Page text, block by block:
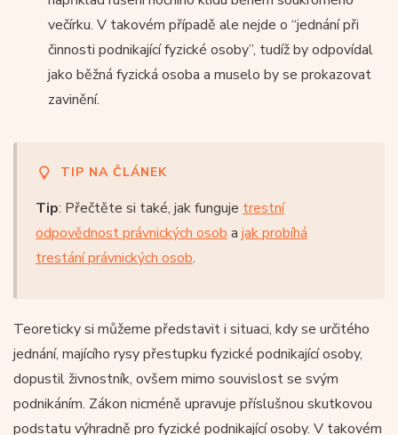
večírku. V takovém případě ale nejde o “jednání při
činnosti podnikající fyzické osoby”, tudíž by odpovídal
jako běžná fyzická osoba a muselo by se prokazovat
zavinění.
TIP NA ČLÁNEK
Tip: Přečtěte si také, jak funguje trestní
odpovědnost právnických osob a jak probíhá
trestání právnických osob.
Teoreticky si můžeme představit i situaci, kdy se určitého
jednání, majícího rysy přestupku fyzické podnikající osoby,
dopustil živnostník, ovšem mimo souvislost se svým
podnikáním. Zákon nicméně upravuje příslušnou skutkovou
podstatu výhradně pro fyzické podnikající osoby. V takovém